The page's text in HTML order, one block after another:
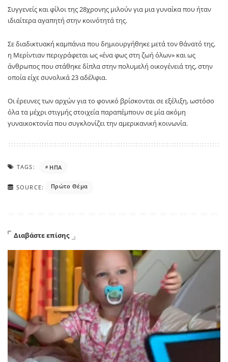
Συγγενείς και φίλοι της 28χρονης μιλούν για μια γυναίκα που ήταν
ιδιαίτερα αγαπητή στην κοινότητά της.
Σε διαδικτυακή καμπάνια που δημιουργήθηκε μετά τον θάνατό της,
η Μερίντιαν περιγράφεται ως «ένα φως στη ζωή όλων» και ως
άνθρωπος που στάθηκε δίπλα στην πολυμελή οικογένειά της, στην
οποία είχε συνολικά 23 αδέλφια.
Οι έρευνες των αρχών για το φονικό βρίσκονται σε εξέλιξη, ωστόσο
όλα τα μέχρι στιγμής στοιχεία παραπέμπουν σε μία ακόμη
γυναικοκτονία που συγκλονίζει την αμερικανική κοινωνία.
TAGS: ΗΠΑ
SOURCE: Πρώτο Θέμα
Διαβάστε επίσης